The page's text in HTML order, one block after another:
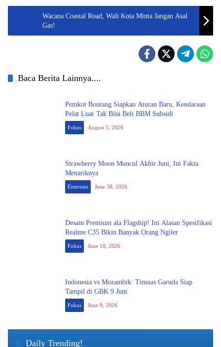
Wacana Coastal Road, Wali Kota Minta Jangan Asal
Gas!
Baca Berita Lainnya....
Pemkot Bontang Siapkan Aturan Baru, Kendaraan
Pelat Luar Tak Bisa Beli BBM Subsidi
Fokus August 5, 2026
Strawberry Moon Muncul Akhir Juni, Ini Fakta
Menariknya
Entertain June 30, 2026
Desain Premium ala Flagship! Ini Alasan Spesifikasi
Realme C35 Bikin Banyak Orang Ngiler
Fokus June 18, 2026
Indonesia vs Mozambik: Timnas Garuda Siap
Tampil di GBK 9 Juni
Fokus June 9, 2026
Daily Trending!